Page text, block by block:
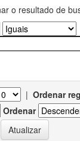
o resultado de
| Ordenar
Ordenar